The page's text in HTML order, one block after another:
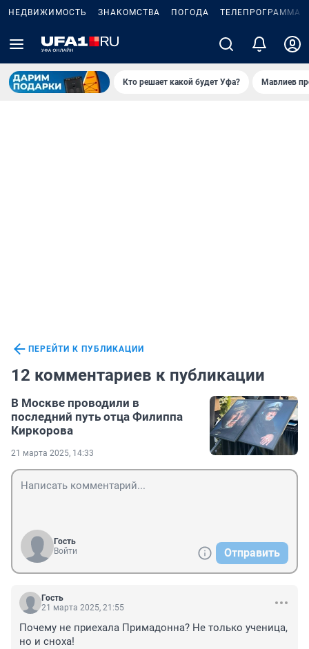
НЕДВИЖИМОСТЬ ЗНАКОМСТВА ПОГОДА ТЕЛЕПРОГРАММА
Кто решает какой будет Уфа? Мавлиев
ПЕРЕЙТИ К ПУБЛИКАЦИИ
12 комментариев к публикации
В Москве проводили в
последний путь отца Филиппа
Киркорова
21 марта 2025, 14:33
Гость
Войти
Отправить
Гость
21 марта 2025, 21:55
Почему не приехала Примадонна? Не только ученица,
но и сноха!